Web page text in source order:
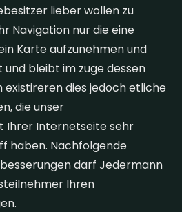
lieber wollen zu
Navigation nur die eine
Karte aufzunehmen und
und bleibt im zuge dessen
dies jedoch etliche
die unser
Ihrer Internetseite sehr
haben. Nachfolgende
darf Jedermann
Ihren